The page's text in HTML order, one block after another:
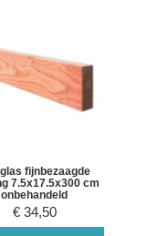
fijnbezaagde
7.5x17.5x300 cm
onbehandeld
€ 34,50